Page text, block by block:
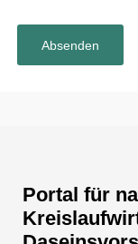
Portal für